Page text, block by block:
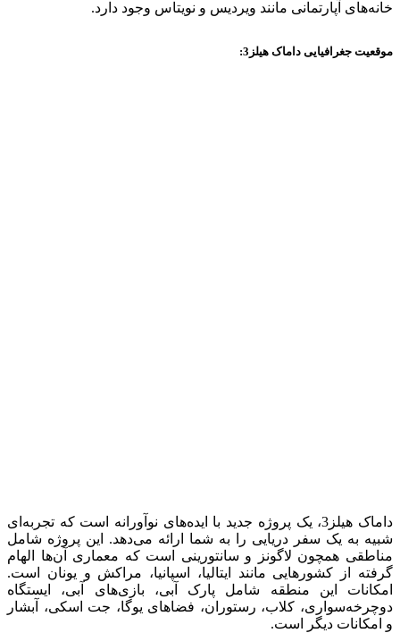
خانه‌های آپارتمانی مانند ویردیس و نویتاس وجود دارد.
موقعیت جغرافیایی داماک هیلز3:
داماک هیلز3، یک پروژه جدید با ایده‌های نوآورانه است که تجربه‌ای
شبیه به یک سفر دریایی را به شما ارائه می‌دهد. این پروژه شامل
مناطقی همچون لاگونز و سانتورینی است که معماری آن‌ها الهام
گرفته از کشورهایی مانند ایتالیا، اسپانیا، مراکش و یونان است.
امکانات این منطقه شامل پارک آبی، بازی‌های آبی، ایستگاه
دوچرخه‌سواری، کلاب، رستوران، فضاهای یوگا، جت اسکی، آبشار
و امکانات دیگر است.